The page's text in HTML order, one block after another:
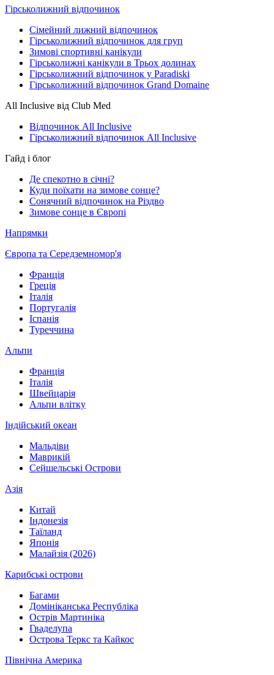
Гірськолижний відпочинок
Сімейний лижний відпочинок
Гірськолижний відпочинок для груп
Зимові спортивні канікули
Гірськолижні канікули в Трьох долинах
Гірськолижний відпочинок у Paradiski
Гірськолижний відпочинок Grand Domaine
All Inclusive від Club Med
Відпочинок All Inclusive
Гірськолижний відпочинок All Inclusive
Гайд і блог
Де спекотно в січні?
Куди поїхати на зимове сонце?
Сонячний відпочинок на Різдво
Зимове сонце в Європі
Напрямки
Європа та Середземномор'я
Франція
Греція
Італія
Португалія
Іспанія
Туреччина
Альпи
Франція
Італія
Швейцарія
Альпи влітку
Індійський океан
Мальдіви
Маврикій
Сейшельські Острови
Азія
Китай
Індонезія
Таїланд
Японія
Малайзія (2026)
Карибські острови
Багами
Домініканська Республіка
Острів Мартиніка
Гваделупа
Острова Теркс та Кайкос
Північна Америка